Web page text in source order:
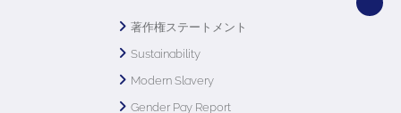
著作権ステートメント
Sustainability
Modern Slavery
Gender Pay Report